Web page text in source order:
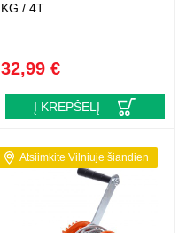
KG / 4T
32,99 €
Į KREPŠELĮ
Atsiimkite Vilniuje šiandien